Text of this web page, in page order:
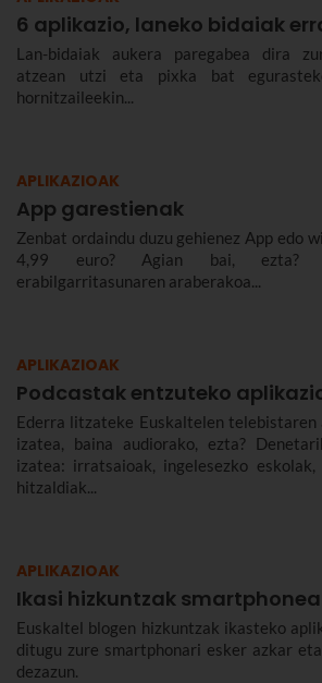
6 aplikazio, laneko bidaiak
Lan-bidaiak aukera paregabea dira
atzean utzi eta pixka bat
hornitzaileekin...
APLIKAZIOAK
App garestienak
Zenbat ordaindu duzu gehienez App edo
4,99 euro? Agian bai, ezta?
erabilgarritasunaren araberakoa...
APLIKAZIOAK
Podcastak entzuteko
Ederra litzateke Euskaltelen
izatea, baina audiorako, ezta?
izatea: irratsaioak, ingelesezko eskolak,
hitzaldiak...
APLIKAZIOAK
Ikasi hizkuntzak
Euskaltel blogen hizkuntzak ikasteko
ditugu zure smartphonari esker azkar
dezazun.